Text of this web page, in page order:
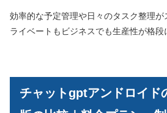
効率的な予定管理や日々のタスク整理
ライベートもビジネスでも生産性が格段
チャットgptアンドロイド